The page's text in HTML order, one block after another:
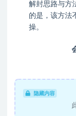
解封思路与方
的是，该方法
操。
隐藏内容